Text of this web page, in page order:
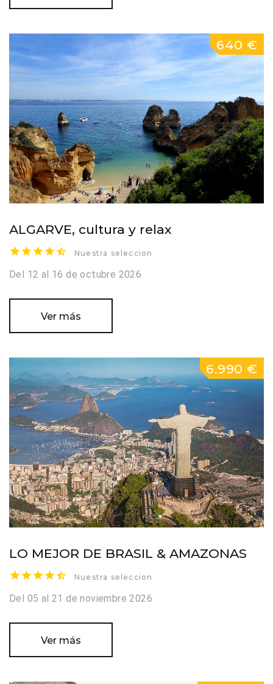
ALGARVE, cultura y relax
Nuestra seleccion
Del 12 al 16 de octubre 2026
Ver más
640 €
LO MEJOR DE BRASIL & AMAZONAS
Nuestra seleccion
Del 05 al 21 de noviembre 2026
Ver más
6.990 €